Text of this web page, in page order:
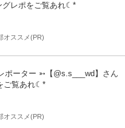
グレポをご覧あれ☾*
オススメ(PR)
ポーター ➳【@s.s___wd】さん
ご覧あれ☾*
オススメ(PR)